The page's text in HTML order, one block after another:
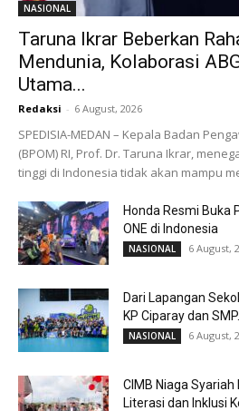
NASIONAL
Taruna Ikrar Beberkan
Mendunia, Kolaborasi
Utama...
Redaksi - 6 August, 2026
SPEDISIA-MEDAN – Kepala Badan
(BPOM) RI, Prof. Dr. Taruna Ikrar,
tinggi di Indonesia tidak akan mampu
Honda Resmi Buka
ONE di Indonesia
NASIONAL 6 August,
Dari Lapangan
KP Ciparay dan SMP...
NASIONAL 6 August,
CIMB Niaga
Literasi dan Inklusi